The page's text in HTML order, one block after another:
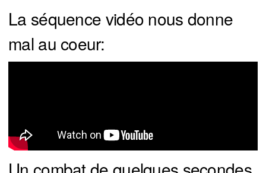
La séquence vidéo nous donne
mal au coeur: